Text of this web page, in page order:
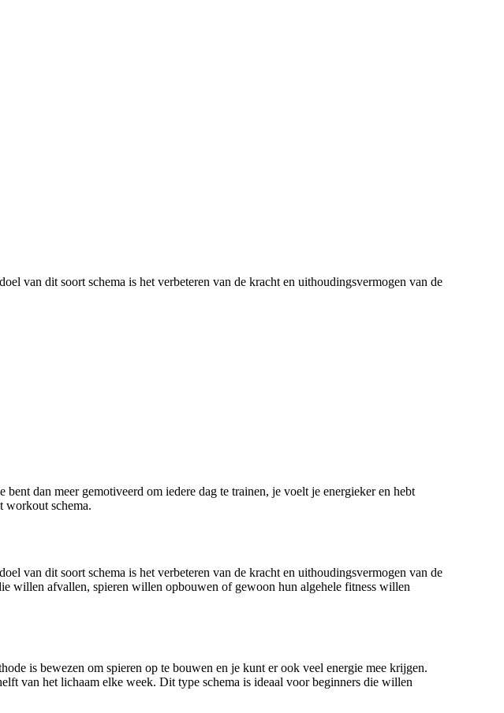
van dit soort schema is het verbeteren van de kracht en uithoudingsvermogen van de
dan meer gemotiveerd om iedere dag te trainen, je voelt je energieker en hebt
workout schema.
van dit soort schema is het verbeteren van de kracht en uithoudingsvermogen van de
willen afvallen, spieren willen opbouwen of gewoon hun algehele fitness willen
is bewezen om spieren op te bouwen en je kunt er ook veel energie mee krijgen.
van het lichaam elke week. Dit type schema is ideaal voor beginners die willen